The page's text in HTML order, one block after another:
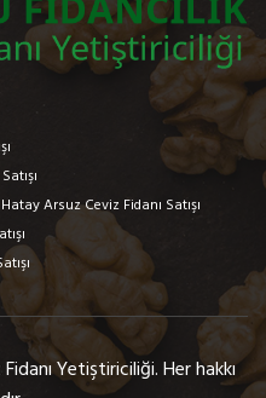
Hatay Arsuz Ceviz Fidanı Satışı
Yetiştiriciliği. Her hakkı